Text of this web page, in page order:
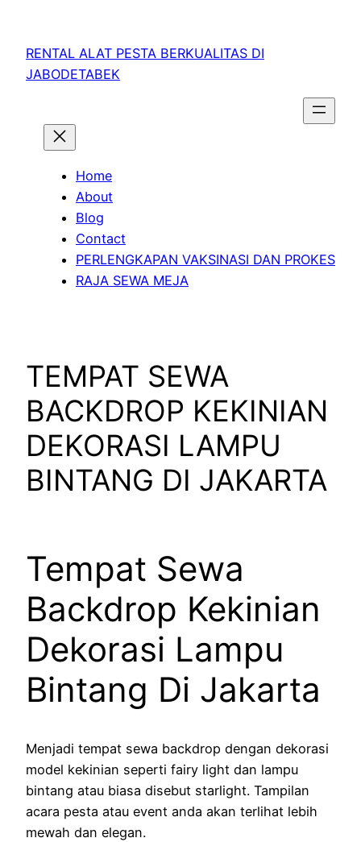
RENTAL ALAT PESTA BERKUALITAS DI
JABODETABEK
Home
About
Blog
Contact
PERLENGKAPAN VAKSINASI DAN PROKES
RAJA SEWA MEJA
TEMPAT SEWA
BACKDROP KEKINIAN
DEKORASI LAMPU
BINTANG DI JAKARTA
Tempat Sewa
Backdrop Kekinian
Dekorasi Lampu
Bintang Di Jakarta
Menjadi tempat sewa backdrop dengan dekorasi
model kekinian seperti fairy light dan lampu
bintang atau biasa disebut starlight. Tampilan
acara pesta atau event anda akan terlihat lebih
mewah dan elegan.